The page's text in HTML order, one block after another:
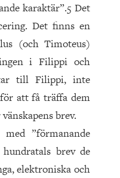
karaktär”.5 Det
Det finns en
(och Timoteus)
i Filippi och
till Filippi, inte
att få träffa dem
brev.
”förmanande
brev de
elektroniska och